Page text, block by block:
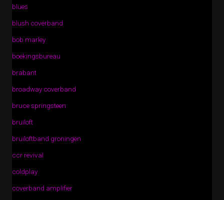
blues
blush coverband
bob marley
boekingsbureau
brabant
broadway coverband
bruce springsteen
bruiloft
bruiloftband groningen
ccr revival
coldplay
coverband amplifier